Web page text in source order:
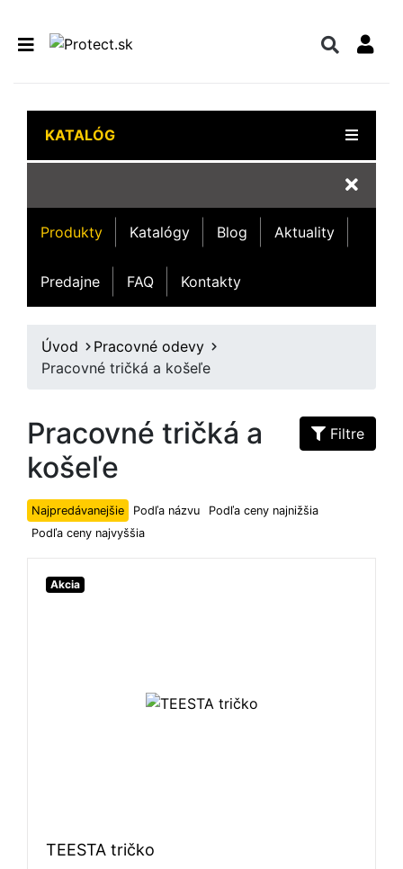
KATALÓG
Produkty Katalógy Blog Aktuality
Predajne FAQ Kontakty
Úvod
Pracovné odevy
Pracovné tričká a košeľe
Filtre
Pracovné tričká a
košeľe
Najpredávanejšie Podľa názvu
Podľa ceny najnižšia
Podľa ceny najvyššia
Akcia
TEESTA tričko